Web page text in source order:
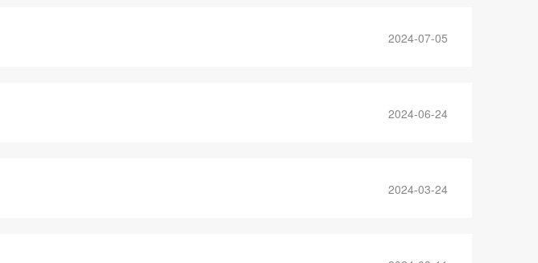
2024-07-05
2024-06-24
2024-03-24